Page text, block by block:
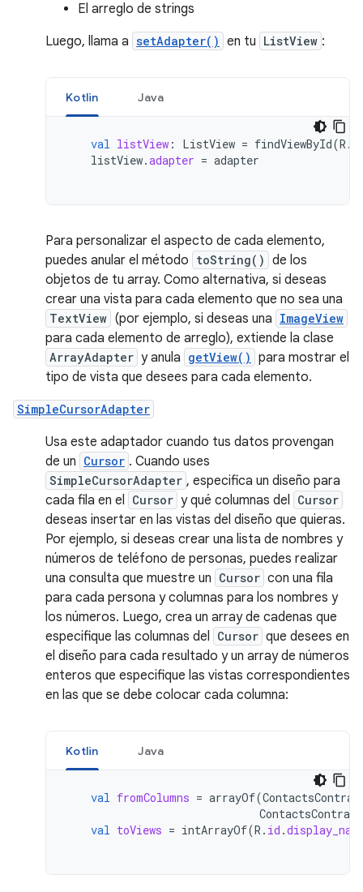
El arreglo de strings
Luego, llama a setAdapter() en tu ListView :
Kotlin Java
val listView : ListView = findViewById(R .
listView.adapter = adapter
Para personalizar el aspecto de cada elemento,
puedes anular el método toString() de los
objetos de tu array. Como alternativa, si deseas
crear una vista para cada elemento que no sea una
TextView (por ejemplo, si deseas una ImageView
para cada elemento de arreglo), extiende la clase
ArrayAdapter y anula getView() para mostrar el
tipo de vista que desees para cada elemento.
SimpleCursorAdapter
Usa este adaptador cuando tus datos provengan
de un Cursor . Cuando uses
SimpleCursorAdapter , especifica un diseño para
cada fila en el Cursor y qué columnas del Cursor
deseas insertar en las vistas del diseño que quieras.
Por ejemplo, si deseas crear una lista de nombres y
números de teléfono de personas, puedes realizar
una consulta que muestre un Cursor con una fila
para cada persona y columnas para los nombres y
los números. Luego, crea un array de cadenas que
especifique las columnas del Cursor que desees en
el diseño para cada resultado y un array de números
enteros que especifique las vistas correspondientes
en las que se debe colocar cada columna:
Kotlin Java
val fromColumns = arrayOf(
ContactsContract
val toViews = intArrayOf(R . id .